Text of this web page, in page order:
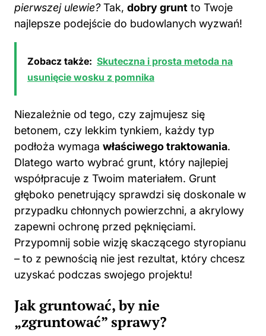
pierwszej ulewie?Tak, dobry grunt to Twoje
najlepsze podejście do budowlanych wyzwań!
Zobacz także: Skuteczna i prosta metoda na
usunięcie wosku z pomnika
Niezależnie od tego, czy zajmujesz się
betonem, czy lekkim tynkiem, każdy typ
podłoża wymaga właściwego traktowania.
Dlatego warto wybrać grunt, który najlepiej
współpracuje z Twoim materiałem. Grunt
głęboko penetrujący sprawdzi się doskonale w
przypadku chłonnych powierzchni, a akrylowy
zapewni ochronę przed pęknięciami.
Przypomnij sobie wizję skaczącego styropianu
– to z pewnością nie jest rezultat, który chcesz
uzyskać podczas swojego projektu!
Jak gruntować, by nie
„zgruntować” sprawy?